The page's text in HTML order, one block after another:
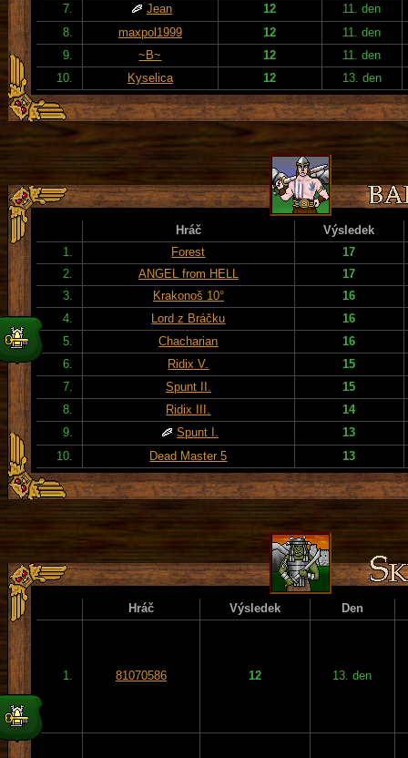
7.
Jean 12
11. den
8.
maxpol1999 12
11. den
9.
~B~ 12
11. den
10.
Kyselica 12 13. den
Hráč
Výsledek
1.
Forest
17
2.
ANGEL from HELL
17
3.
Krakonoš 10°
16
4.
Lord z Bráčku
16
5.
Chacharian
16
6.
Ridix V.
15
7.
Spunt II.
15
8.
Ridix III.
14
9.
Spunt I.
13
10.
Dead Master 5 13
Hráč Výsledek Den
1. 81070586 12 13. den